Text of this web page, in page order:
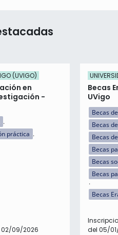
(UVIGO)
en
-
práctica
09/2026
Becas
UVigo
Becas
Becas
Becas
Becas
Becas
Becas
Becas
del 05/